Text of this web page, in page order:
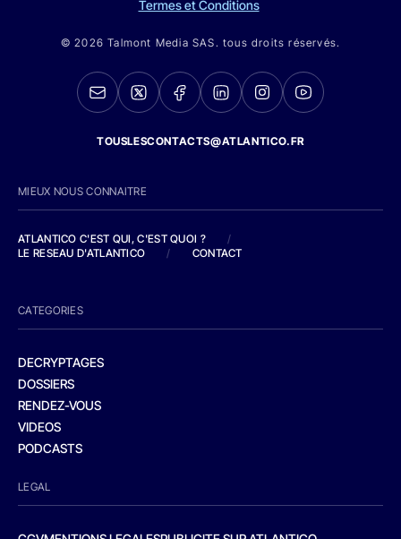
Termes et Conditions
© 2026 Talmont Media SAS. tous droits réservés.
TOUSLESCONTACTS@ATLANTICO.FR
MIEUX NOUS CONNAITRE
ATLANTICO C'EST QUI, C'EST QUOI ?
/
LE RESEAU D'ATLANTICO
/ CONTACT
CATEGORIES
DECRYPTAGES
DOSSIERS
RENDEZ-VOUS
VIDEOS
PODCASTS
LEGAL